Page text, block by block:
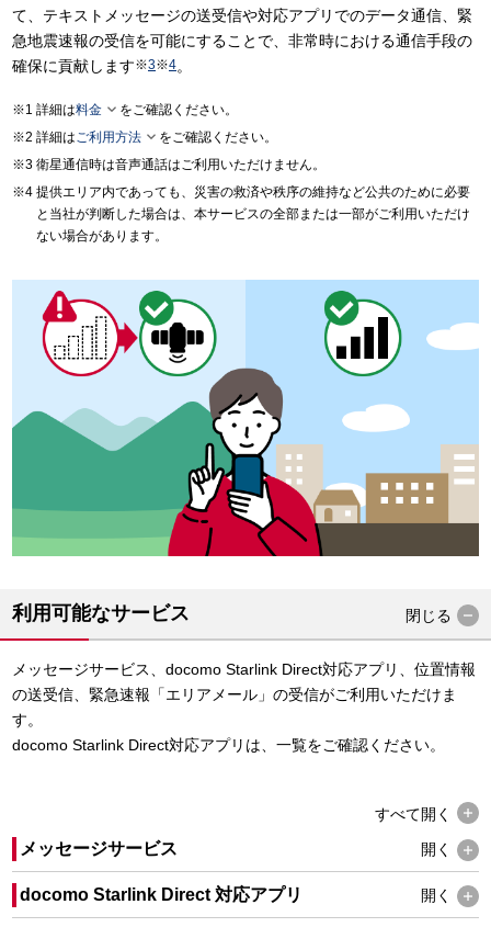
て、テキストメッセージの送受信や対応アプリでのデータ通信、緊
急地震速報の受信を可能にすることで、非常時における通信手段の
確保に貢献します※3※4。
詳細は料金 をご確認ください。
詳細は ご利用方法 をご確認ください。
衛星通信時は音声通話はご利用いただけません。
提供エリア内であっても、災害の救済や秩序の維持など公共のために必要
と当社が判断した場合は、本サービスの全部または一部がご利用いただけ
ない場合があります。
利用可能なサービス 閉じる
メッセージサービス、docomo Starlink Direct対応アプリ、位置情報
の送受信、緊急速報「エリアメール」の受信がご利用いただけま
す。
docomo Starlink Direct対応アプリは、一覧をご確認ください。
すべて開く
メッセージサービス 開く
docomo Starlink Direct 対応アプリ 開く